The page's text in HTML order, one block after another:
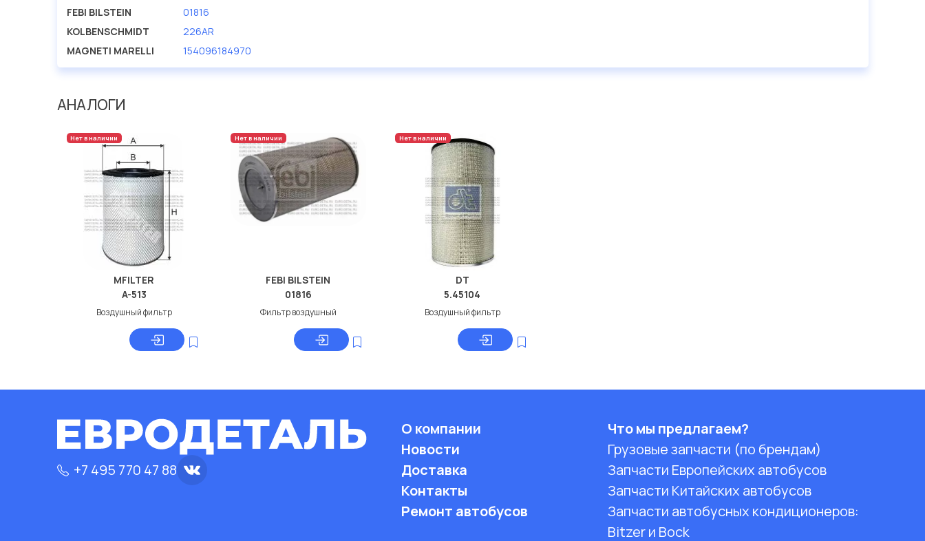
FEBI BILSTEIN
01816
KOLBENSCHMIDT
226AR
MAGNETI MARELLI
154096184970
АНАЛОГИ
Нет в наличии
MFILTER
A-513
Воздушный фильтр
Нет в наличии
FEBI BILSTEIN
01816
Фильтр воздушный
Нет в наличии
DT
5.45104
Воздушный фильтр
+7 495 770 47 88
О компании
Новости
Доставка
Контакты
Ремонт автобусов
Что мы предлагаем?
Грузовые запчасти (по брендам)
Запчасти Европейских автобусов
Запчасти Китайских автобусов
Запчасти автобусных кондиционеров:
Bitzer и Bock